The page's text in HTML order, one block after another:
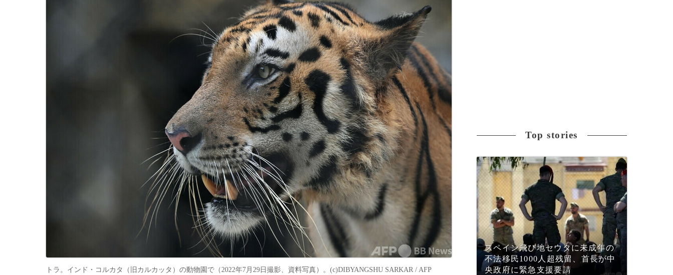
トラ。インド・コルカタ（旧カルカッタ）の動物園で（2022年7月29日撮影、資料写真）。(c)DIBYANGSHU SARKAR / AFP
Top stories
スペイン飛び地セウタに未成年の
不法移民1000人超残留、首長が中
央政府に緊急支援要請